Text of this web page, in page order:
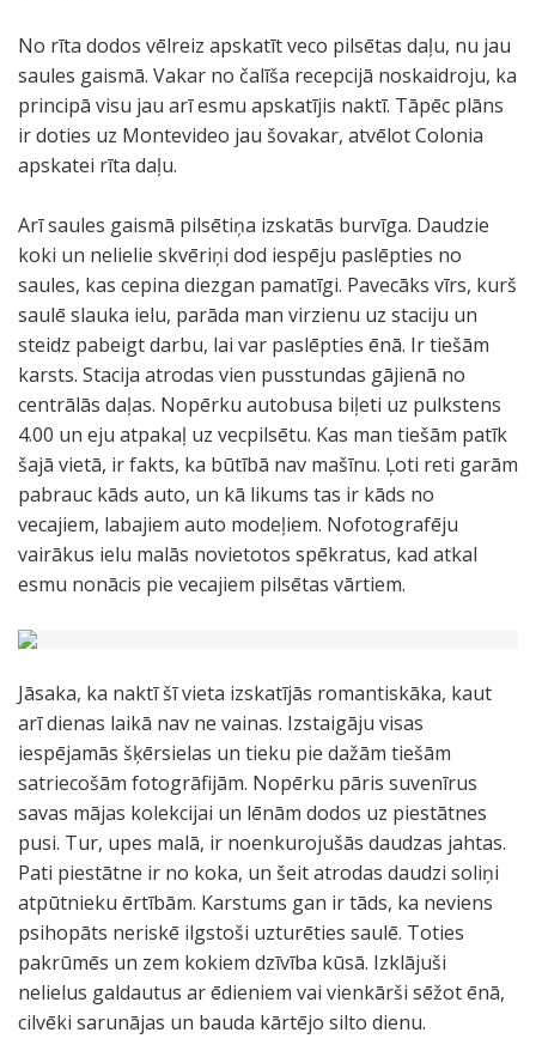
No rīta dodos vēlreiz apskatīt veco pilsētas daļu, nu jau
saules gaismā. Vakar no čalīša recepcijā noskaidroju, ka
principā visu jau arī esmu apskatījis naktī. Tāpēc plāns
ir doties uz Montevideo jau šovakar, atvēlot Colonia
apskatei rīta daļu.
Arī saules gaismā pilsētiņa izskatās burvīga. Daudzie
koki un nelielie skvēriņi dod iespēju paslēpties no
saules, kas cepina diezgan pamatīgi. Pavecāks vīrs, kurš
saulē slauka ielu, parāda man virzienu uz staciju un
steidz pabeigt darbu, lai var paslēpties ēnā. Ir tiešām
karsts. Stacija atrodas vien pusstundas gājienā no
centrālās daļas. Nopērku autobusa biļeti uz pulkstens
4.00 un eju atpakaļ uz vecpilsētu. Kas man tiešām patīk
šajā vietā, ir fakts, ka būtībā nav mašīnu. Ļoti reti garām
pabrauc kāds auto, un kā likums tas ir kāds no
vecajiem, labajiem auto modeļiem. Nofotografēju
vairākus ielu malās novietotos spēkratus, kad atkal
esmu nonācis pie vecajiem pilsētas vārtiem.
Jāsaka, ka naktī šī vieta izskatījās romantiskāka, kaut
arī dienas laikā nav ne vainas. Izstaigāju visas
iespējamās šķērsielas un tieku pie dažām tiešām
satriecošām fotogrāfijām. Nopērku pāris suvenīrus
savas mājas kolekcijai un lēnām dodos uz piestātnes
pusi. Tur, upes malā, ir noenkurojušās daudzas jahtas.
Pati piestātne ir no koka, un šeit atrodas daudzi soliņi
atpūtnieku ērtībām. Karstums gan ir tāds, ka neviens
psihopāts neriskē ilgstoši uzturēties saulē. Toties
pakrūmēs un zem kokiem dzīvība kūsā. Izklājuši
nelielus galdautus ar ēdieniem vai vienkārši sēžot ēnā,
cilvēki sarunājas un bauda kārtējo silto dienu.